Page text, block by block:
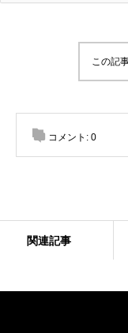
この記
コメント: 0
関連記事